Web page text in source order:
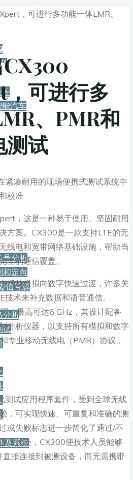
能汽车
号分析
和定向
/信号源
分析
试
及系统
可进行多
、PMR和
测试
可进行多
、PMR和
测试
紧凑耐用的现场便携式测试系统中
校准
，这是一种易于使用、坚固耐用
方案。CX300是一款支持LTE的无
线电和宽带网络基础设施，帮助当
全的通信覆盖。
场从模拟向数字快速过渡，许多关
术来补充数据和语音通信。
，最高可达6 GHz，其设计配备
分析仪器，以支持所有模拟和数字
专业移动无线电（PMR）协议，
测试应用程序套件，受到全球无线
，可实现快速、可重复和准确的测
或失败标志进一步简化了通过/不
。此外，CX300使技术人员能够
接连接到被测设备，而无需携带